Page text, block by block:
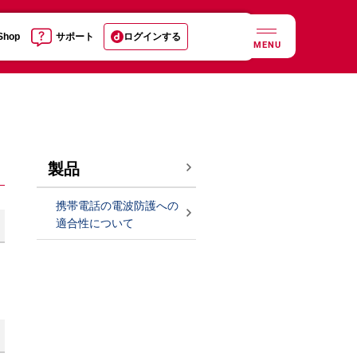
サポート ログインする
MENU
製品
携帯電話の電波防護への
適合性について